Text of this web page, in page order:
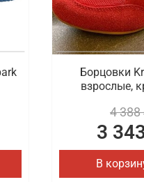
купить спортивные
быстрая
Борцовки
взрослые,
4 388
3
В